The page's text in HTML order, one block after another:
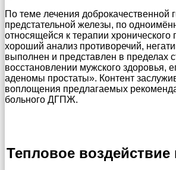
По теме лечения доброкачественной
предстательной железы, по
относящейся к терапии хронического
хороший анализ противоречий,
выполнен и представлен в пределах
восстановлении мужского здоровья,
аденомы простаты». Контент
воплощения предлагаемых
больного ДГПЖ.
Тепловое воздействие